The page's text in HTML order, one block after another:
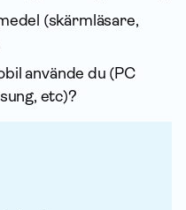
(skärmläsare,
använde du (PC
etc)?